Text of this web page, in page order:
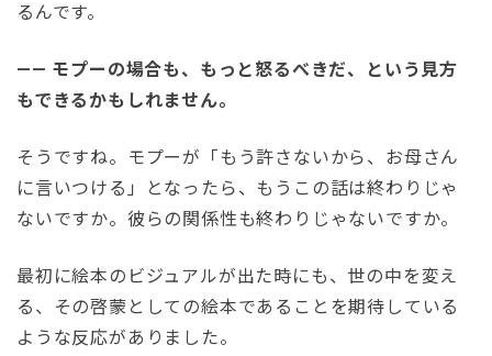
るんです。
—— モプーの場合も、もっと怒るべきだ、という見方
もできるかもしれません。
そうですね。モプーが「もう許さないから、お母さん
に言いつける」となったら、もうこの話は終わりじゃ
ないですか。彼らの関係性も終わりじゃないですか。
最初に絵本のビジュアルが出た時にも、世の中を変え
る、その啓蒙としての絵本であることを期待している
ような反応がありました。